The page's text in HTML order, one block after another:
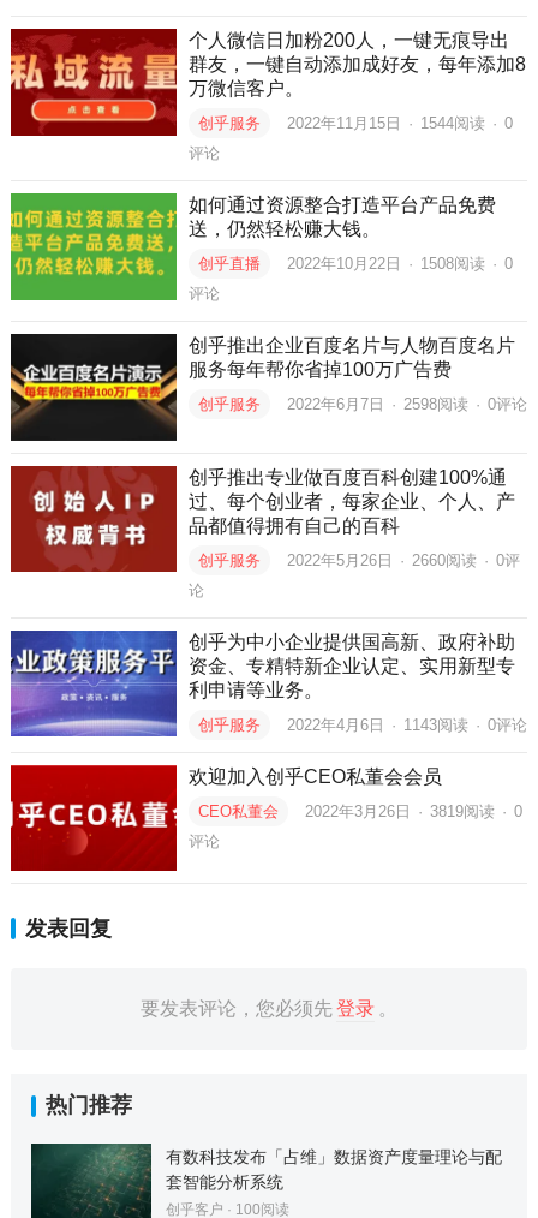
个人微信日加粉200人，一键无痕导出
群友，一键自动添加成好友，每年添加8
万微信客户。
创乎服务 2022年11月15日 · 1544阅读 · 0
评论
如何通过资源整合打造平台产品免费
送，仍然轻松赚大钱。
创乎直播 2022年10月22日 · 1508阅读 · 0
评论
创乎推出企业百度名片与人物百度名片
服务每年帮你省掉100万广告费
创乎服务 2022年6月7日 · 2598阅读 · 0评论
创乎推出专业做百度百科创建100%通
过、每个创业者，每家企业、个人、产
品都值得拥有自己的百科
创乎服务 2022年5月26日 · 2660阅读 · 0评
论
创乎为中小企业提供国高新、政府补助
资金、专精特新企业认定、实用新型专
利申请等业务。
创乎服务 2022年4月6日 · 1143阅读 · 0评论
欢迎加入创乎CEO私董会会员
CEO私董会 2022年3月26日 · 3819阅读 · 0
评论
发表回复
要发表评论，您必须先登录 。
热门推荐
有数科技发布「占维」数据资产度量理论与配
套智能分析系统
创乎客户 · 100阅读